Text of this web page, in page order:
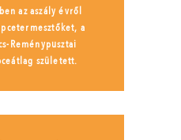
az aszály évről
a
Reménypusztai
született.